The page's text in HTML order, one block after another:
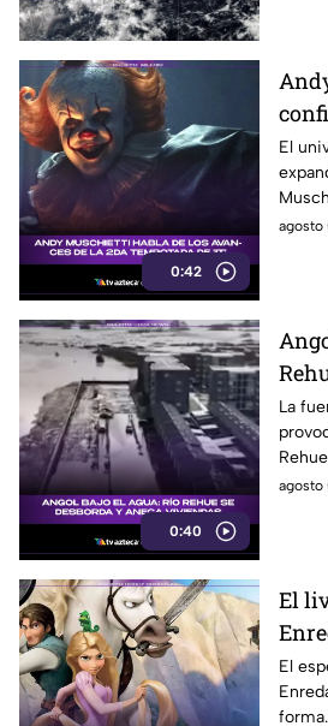
0:42
El
agosto
0:40
La
agosto
El
El